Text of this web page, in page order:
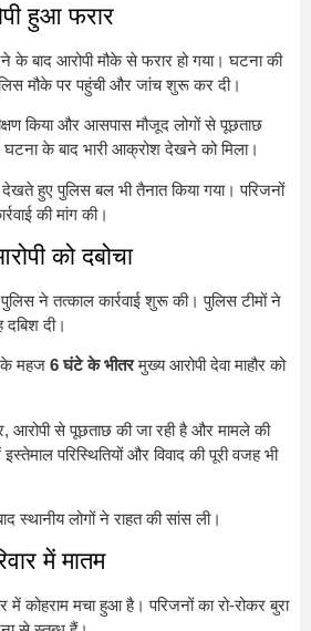
हुआ फरार
के बाद आरोपी मौके से फरार हो गया। घटना की
मौके पर पहुंची और जांच शुरू कर दी।
किया और आसपास मौजूद लोगों से पूछताछ
के बाद भारी आक्रोश देखने को मिला।
हुए पुलिस बल भी तैनात किया गया। परिजनों
की मांग की।
को दबोचा
ने तत्काल कार्रवाई शुरू की। पुलिस टीमों ने
दी।
के महज 6 घंटे के भीतरमुख्य आरोपी देवा माहौर को
आरोपी से पूछताछ की जा रही है और मामले की
परिस्थितियों और विवाद की पूरी वजह भी
स्थानीय लोगों ने राहत की सांस ली।
में मातम
में कोहराम मचा हुआ है। परिजनों का रो-रोकर बुरा